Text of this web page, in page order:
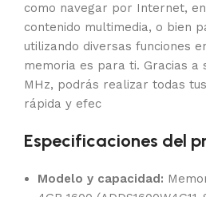
como navegar por Internet,
contenido multimedia, o bien
utilizando diversas funciones
memoria es para ti. Gracias a
MHz, podrás realizar todas
rápida y efec
Especificaciones del
Modelo y capacidad: